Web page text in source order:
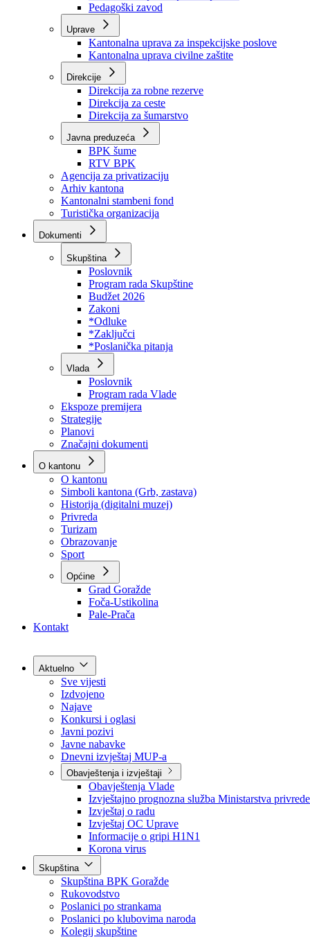
Zavod zdravstvenog osiguranja
Zavod za javno zdravstvo
Zavod za besplatnu pravnu pomoć
Pedagoški zavod
Kantonalna uprava za inspekcijske poslove
Kantonalna uprava civilne zaštite
Direkcije
Direkcija za robne rezerve
Direkcija za ceste
Direkcija za šumarstvo
Javna preduzeća
BPK šume
RTV BPK
Agencija za privatizaciju
Arhiv kantona
Kantonalni stambeni fond
Turistička organizacija
Dokumenti
Skupština
Poslovnik
Program rada Skupštine
Budžet 2026
Zakoni
*Odluke
*Zaključci
*Poslanička pitanja
Vlada
Poslovnik
Program rada Vlade
Ekspoze premijera
Strategije
Planovi
Značajni dokumenti
O kantonu
O kantonu
Simboli kantona (Grb, zastava)
Historija (digitalni muzej)
Privreda
Turizam
Obrazovanje
Sport
Općine
Kontakt
Aktuelno
Sve vijesti
Izdvojeno
Najave
Konkursi i oglasi
Javni pozivi
Javne nabavke
Dnevni izvještaj MUP-a
Obavještenja i izvještaji
Obavještenja Vlade
Izvještajno prognozna služba Ministarstva privrede
Izvještaj o radu
Izvještaj OC Uprave
Informacije o gripi H1N1
Korona virus
Skupština
Skupština BPK Goražde
Rukovodstvo